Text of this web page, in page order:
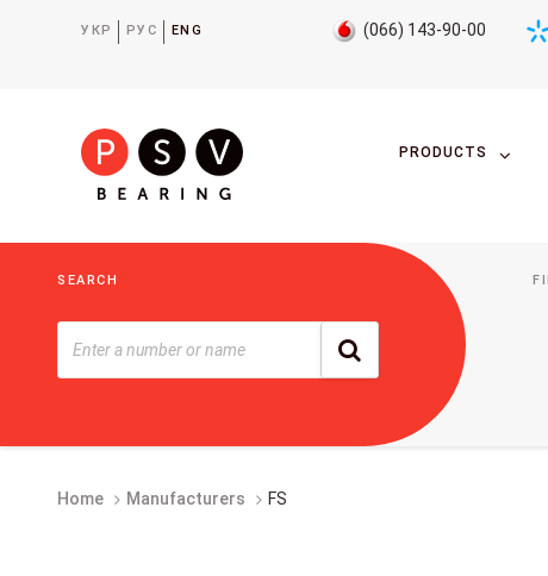
УКР РУС ENG (066) 143-90-00
PRODUCTS
SEARCH
Home Manufacturers FS